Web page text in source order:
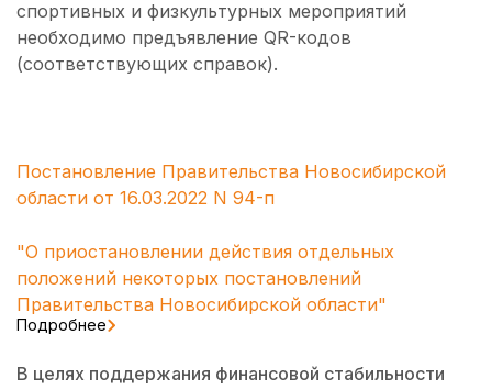
спортивных и физкультурных мероприятий
необходимо предъявление QR-кодов
(соответствующих справок).
Постановление Правительства Новосибирской
области от 16.03.2022 N 94-п
"О приостановлении действия отдельных
положений некоторых постановлений
Правительства Новосибирской области"
Подробнее
В целях поддержания финансовой стабильности